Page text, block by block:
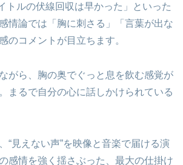
トルの伏線回収は早かった」といった
情論では「胸に刺さる」「言葉が出な
のコメントが目立ちます。
がら、胸の奥でぐっと息を飲む感覚が
まるで自分の心に話しかけられている
“見えない声”を映像と音楽で届ける演
感情を強く揺さぶった、最大の仕掛け